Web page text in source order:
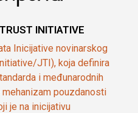
INITIATIVE
Inicijative novinarskog
JTI), koja definira
i međunarodnih
pouzdanosti
je na inicijativu